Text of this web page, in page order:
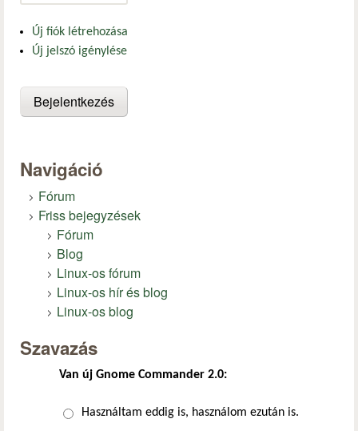
Új fiók létrehozása
Új jelszó igénylése
Navigáció
Fórum
Friss bejegyzések
Fórum
Blog
Linux-os fórum
Linux-os hír és blog
Linux-os blog
Szavazás
Van új Gnome Commander 2.0:
Választások
Használtam eddig is, használom ezután is.